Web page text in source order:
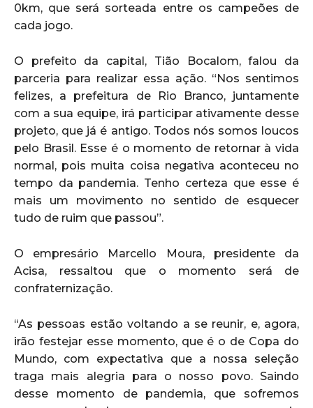
0km, que será sorteada entre os campeões de
cada jogo.
O prefeito da capital, Tião Bocalom, falou da
parceria para realizar essa ação. “Nos sentimos
felizes, a prefeitura de Rio Branco, juntamente
com a sua equipe, irá participar ativamente desse
projeto, que já é antigo. Todos nós somos loucos
pelo Brasil. Esse é o momento de retornar à vida
normal, pois muita coisa negativa aconteceu no
tempo da pandemia. Tenho certeza que esse é
mais um movimento no sentido de esquecer
tudo de ruim que passou”.
O empresário Marcello Moura, presidente da
Acisa, ressaltou que o momento será de
confraternização.
“As pessoas estão voltando a se reunir, e, agora,
irão festejar esse momento, que é o de Copa do
Mundo, com expectativa que a nossa seleção
traga mais alegria para o nosso povo. Saindo
desse momento de pandemia, que sofremos